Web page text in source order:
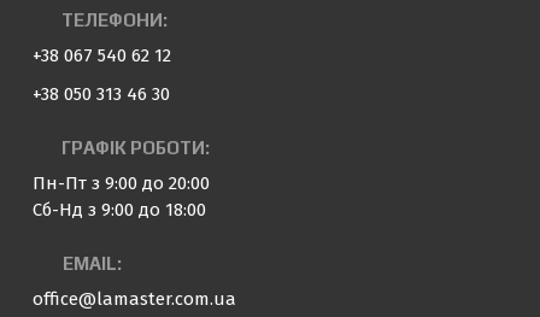
ТЕЛЕФОНИ:
+38 067 540 62 12
+38 050 313 46 30
ГРАФІК РОБОТИ:
Пн-Пт з 9:00 до 20:00
Сб-Нд з 9:00 до 18:00
EMAIL:
office@lamaster.com.ua